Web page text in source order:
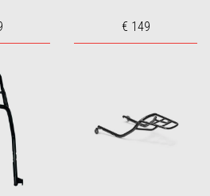
€ 149